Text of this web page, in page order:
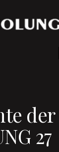
der
27